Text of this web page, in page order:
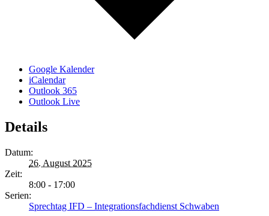
Google Kalender
iCalendar
Outlook 365
Outlook Live
Details
Datum:
26. August 2025
Zeit:
8:00 - 17:00
Serien:
Sprechtag IFD – Integrationsfachdienst Schwaben